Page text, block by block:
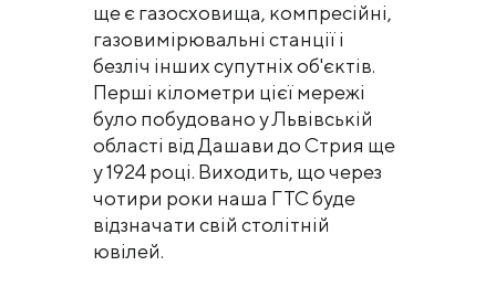
ще є газосховища, компресійні,
газовимірювальні станції і
безліч інших супутніх об'єктів.
Перші кілометри цієї мережі
було побудовано у Львівській
області від Дашави до Стрия ще
у 1924 році. Виходить, що через
чотири роки наша ГТС буде
відзначати свій столітній
ювілей.